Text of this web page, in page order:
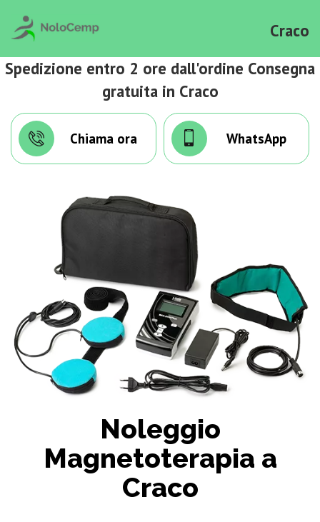
Craco
Spedizione entro 2 ore dall'ordine Consegna
gratuita in Craco
Chiama ora WhatsApp
Noleggio
Magnetoterapia a
Craco